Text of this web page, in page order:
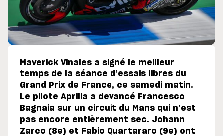
Maverick Vinales a signé le meilleur
temps de la séance d’essais libres du
Grand Prix de France, ce samedi matin.
Le pilote Aprilia a devancé Francesco
Bagnaia sur un circuit du Mans qui n’est
pas encore entièrement sec. Johann
Zarco (8e) et Fabio Quartararo (9e) ont